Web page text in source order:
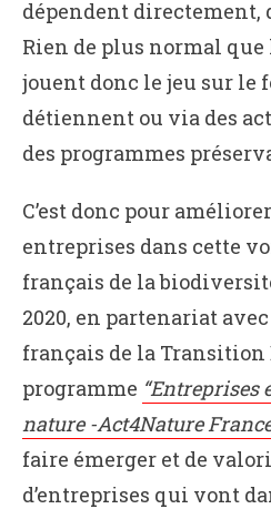
dépendent directement,
Rien de plus normal
jouent donc le jeu sur le
détiennent ou via des
des programmes
C’est donc pour
entreprises dans cette
français de la
2020, en partenariat
français de la Transition
programme “Entreprises
nature -Act4Nature
faire émerger et de
d’entreprises qui vont